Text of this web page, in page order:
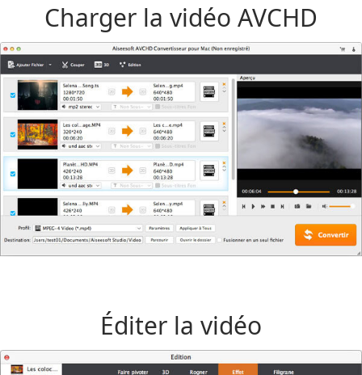
Charger la vidéo AVCHD
Éditer la vidéo